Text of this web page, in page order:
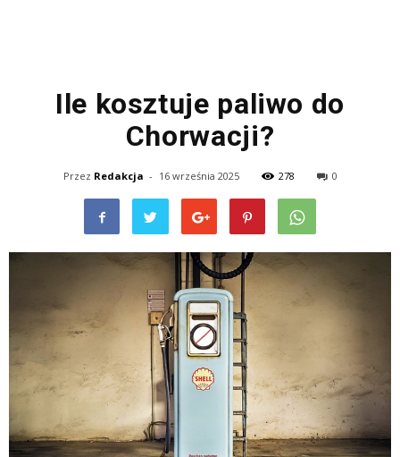
Ile kosztuje paliwo do
Chorwacji?
Przez Redakcja - 16 września 2025 278 0